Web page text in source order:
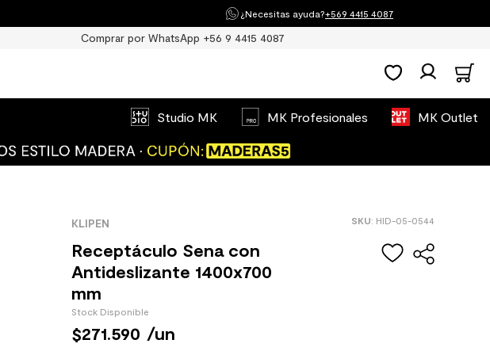
¿Necesitas ayuda?+569 4415 4087
Comprar por WhatsApp +56 9 4415 4087
Studio MK MK Profesionales MK Outlet
KLIPEN : HID-05-0544
Receptáculo Sena con
Antideslizante 1400x700
mm
Stock Disponible
$271.590 /un